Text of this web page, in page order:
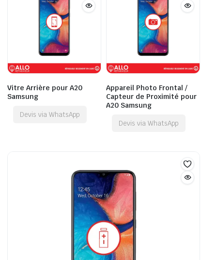
Vitre Arrière pour A20
Samsung
Devis via WhatsApp
Appareil Photo Frontal /
Capteur de Proximité pour
A20 Samsung
Devis via WhatsApp